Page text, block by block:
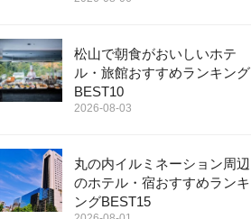
松山で朝食がおいしいホテ
ル・旅館おすすめランキング
BEST10
2026-08-03
丸の内イルミネーション周辺
のホテル・宿おすすめランキ
ングBEST15